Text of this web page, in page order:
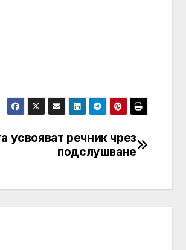
усвояват речник чрез
подслушване